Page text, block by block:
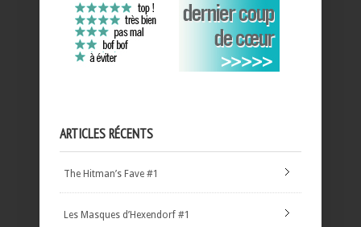
ARTICLES RÉCENTS
The Hitman’s Fave #1
Les Masques d’Hexendorf #1